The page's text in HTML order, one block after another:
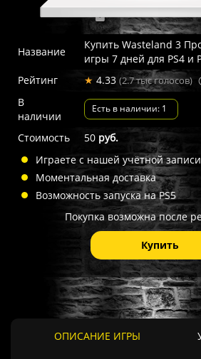
Название
Купить Wasteland 3
игры 7 дней для PS4 и
Рейтинг
★ 4.33 (2.7 тыс голосов)
В
наличии
Есть в наличии: 1
Стоимость 50 руб.
Играете с нашей учётной
Моментальная доставка
Возможность запуска на PS5
Покупка возможна после
Купить
ОПИСАНИЕ ИГРЫ